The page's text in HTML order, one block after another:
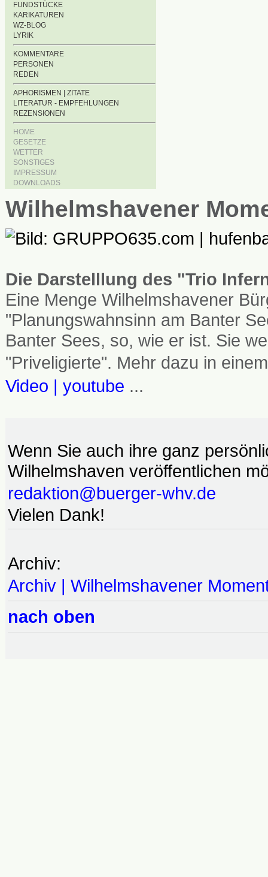
FUNDSTÜCKE
KARIKATUREN
WZ-BLOG
LYRIK
KOMMENTARE
PERSONEN
REDEN
APHORISMEN | ZITATE
LITERATUR - EMPFEHLUNGEN
REZENSIONEN
HOME
GESETZE
WETTER
SONSTIGES
IMPRESSUM
DOWNLOADS
Wilhelmshavener
Die Darstelllung des "Trio
Eine Menge Wilhelmshavener
"Planungswahnsinn am Banter
Banter Sees, so, wie er ist. Sie
"Priveligierte". Mehr dazu in
Video | youtube ...
Wenn Sie auch ihre ganz
Wilhelmshaven veröffentlichen
redaktion@buerger-whv.de
Vielen Dank!
Archiv:
Archiv | Wilhelmshavener
nach oben